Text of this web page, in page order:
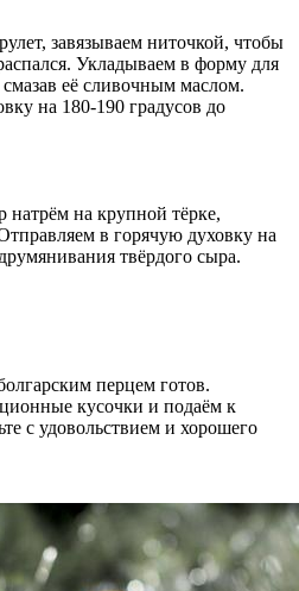
завязываем ниточкой, чтобы
Укладываем в форму для
её сливочным маслом.
на 180-190 градусов до
натрём на крупной тёрке,
в горячую духовку на
твёрдого сыра.
перцем готов.
кусочки и подаём к
с удовольствием и хорошего